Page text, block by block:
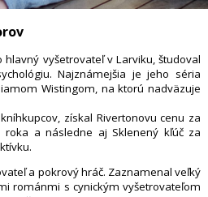
hlavný vyšetrovateľ v Larviku, študoval
Najznámejšia je jeho séria
Wistingom, na ktorú nadväzuje
získal Rivertonovu cenu za
roka a následne aj Sklenený kľúč za
a pokrový hráč. Zaznamenal veľký
románmi s cynickým vyšetrovateľom